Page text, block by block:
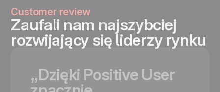
Customer review
Zaufali nam najszybciej
rozwijający się liderzy rynku
„Dzięki Positive User